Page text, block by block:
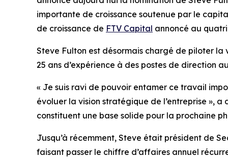
importante de croissance soutenue par le
de croissance de FTV Capital annoncé au
Steve Fulton est désormais chargé de piloter
25 ans d’expérience à des postes de direction
« Je suis ravi de pouvoir entamer ce travail
évoluer la vision stratégique de l’entreprise »,
constituent une base solide pour la prochaine
Jusqu’à récemment, Steve était président de
faisant passer le chiffre d’affaires annuel